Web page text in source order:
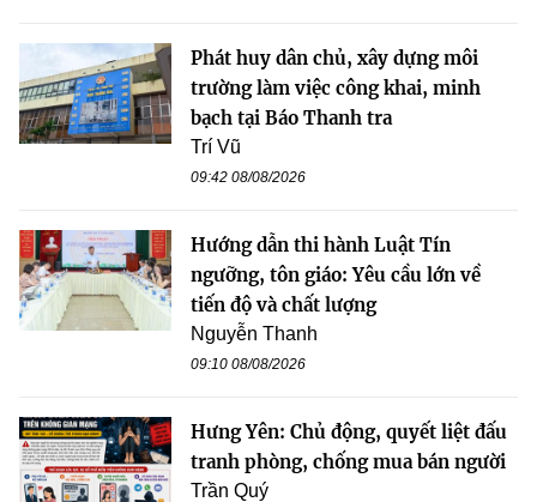
Phát huy dân chủ, xây dựng môi
trường làm việc công khai, minh
bạch tại Báo Thanh tra
Trí Vũ
09:42 08/08/2026
Hướng dẫn thi hành Luật Tín
ngưỡng, tôn giáo: Yêu cầu lớn về
tiến độ và chất lượng
Nguyễn Thanh
09:10 08/08/2026
Hưng Yên: Chủ động, quyết liệt đấu
tranh phòng, chống mua bán người
Trần Quý